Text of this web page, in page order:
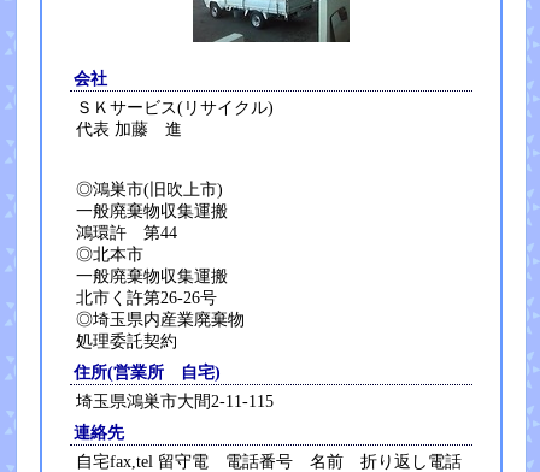
会社
ＳＫサービス(リサイクル)
代表 加藤 進
◎鴻巣市(旧吹上市)
一般廃棄物収集運搬
鴻環許 第44
◎北本市
一般廃棄物収集運搬
北市く許第26-26号
◎埼玉県内産業廃棄物
処理委託契約
住所(営業所 自宅)
埼玉県鴻巣市大間2-11-115
連絡先
自宅fax,tel 留守電 電話番号 名前 折り返し電話